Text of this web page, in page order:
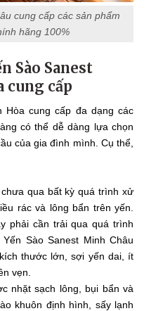
cung cấp các sản phẩm
hãng 100%
Sào Sanest
cung cấp
Hòa cung cấp đa dạng các
có thể dễ dàng lựa chọn
của gia đình mình. Cụ thể,
qua bất kỳ quá trình xử
rác và lông bẩn trên yến.
phải cần trải qua quá trình
Sào Sanest Minh Châu
thước lớn, sợi yến dai, ít
vẹn.
nhặt sạch lông, bụi bẩn và
khuôn định hình, sấy lạnh